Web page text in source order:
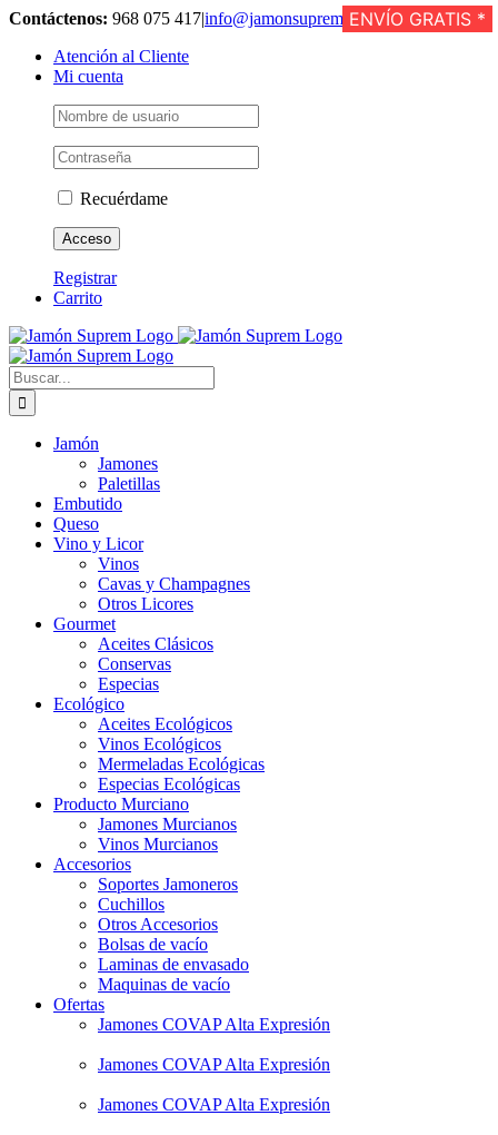
Saltar
contenido
Contáctenos: 968 075 417|info@jamonsuprem.com
Atención al Cliente
Mi cuenta
Recuérdame
Registrar
Carrito
Buscar:
Jamón
Jamones
Paletillas
Embutido
Queso
Vino y Licor
Vinos
Cavas y Champagnes
Otros Licores
Gourmet
Aceites Clásicos
Conservas
Especias
Ecológico
Aceites Ecológicos
Vinos Ecológicos
Mermeladas Ecológicas
Especias Ecológicas
Producto Murciano
Jamones Murcianos
Vinos Murcianos
Accesorios
Soportes Jamoneros
Cuchillos
Otros Accesorios
Bolsas de vacío
Laminas de envasado
Maquinas de vacío
Ofertas
Jamones COVAP Alta Expresión
Jamones COVAP Alta Expresión
Jamones COVAP Alta Expresión
ENVÍO GRATIS *
ENVÍO GRATIS *
ENVÍO GRATIS *
ENVÍO GRATIS *
ENVÍO GRATIS *
ENVÍO GRATIS *
ENVÍO GRATIS *